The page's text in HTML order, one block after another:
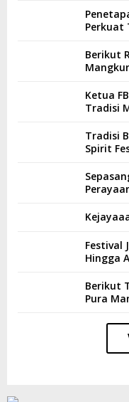
Perkuat
Berikut
Ketua
Tradisi
Tradisi
Spirit
Festival
Hingga
Berikut
Pura